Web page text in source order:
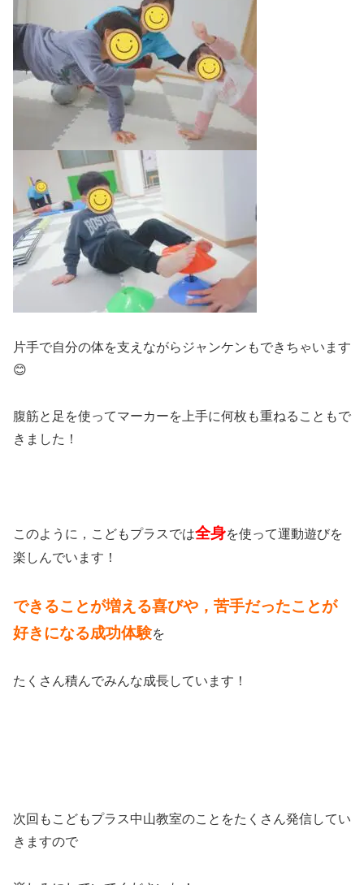
片手で自分の体を支えながらジャンケンもできちゃいます
😊
腹筋と足を使ってマーカーを上手に何枚も重ねることもで
きました！
このように，こどもプラスでは全身を使って運動遊びを
楽しんでいます！
できることが増える喜びや，苦手だったことが
好きになる成功体験を
たくさん積んでみんな成長しています！
次回もこどもプラス中山教室のことをたくさん発信してい
きますので